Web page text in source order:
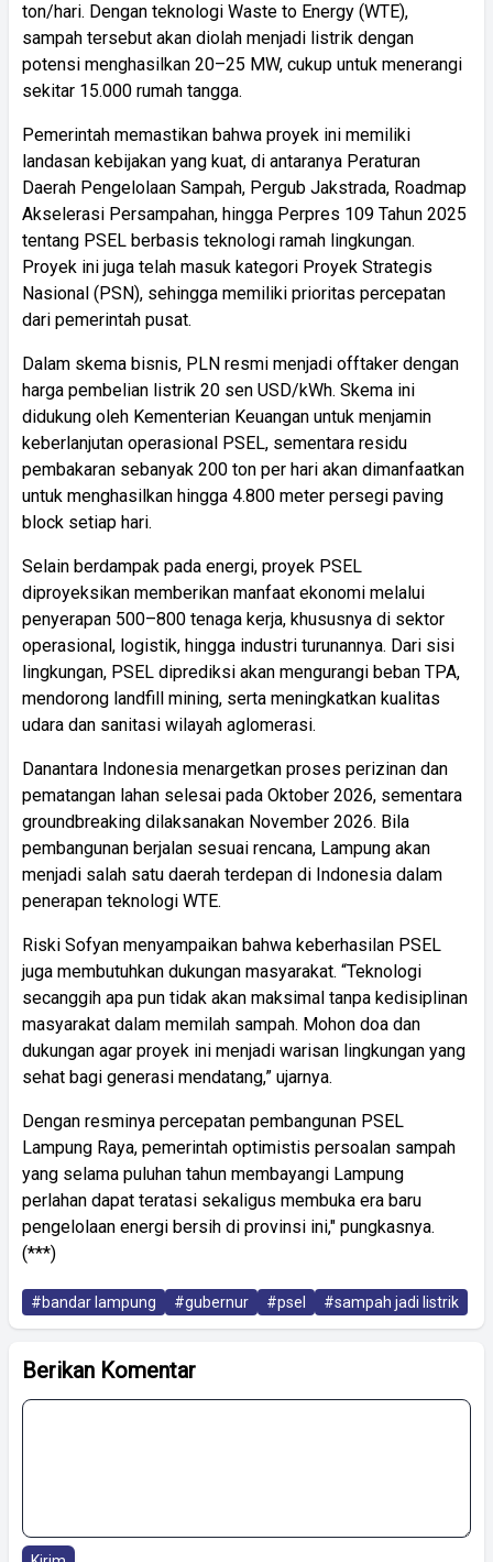
ton/hari. Dengan teknologi Waste to Energy (WTE),
sampah tersebut akan diolah menjadi listrik dengan
potensi menghasilkan 20–25 MW, cukup untuk menerangi
sekitar 15.000 rumah tangga.
Pemerintah memastikan bahwa proyek ini memiliki
landasan kebijakan yang kuat, di antaranya Peraturan
Daerah Pengelolaan Sampah, Pergub Jakstrada, Roadmap
Akselerasi Persampahan, hingga Perpres 109 Tahun 2025
tentang PSEL berbasis teknologi ramah lingkungan.
Proyek ini juga telah masuk kategori Proyek Strategis
Nasional (PSN), sehingga memiliki prioritas percepatan
dari pemerintah pusat.
Dalam skema bisnis, PLN resmi menjadi offtaker dengan
harga pembelian listrik 20 sen USD/kWh. Skema ini
didukung oleh Kementerian Keuangan untuk menjamin
keberlanjutan operasional PSEL, sementara residu
pembakaran sebanyak 200 ton per hari akan dimanfaatkan
untuk menghasilkan hingga 4.800 meter persegi paving
block setiap hari.
Selain berdampak pada energi, proyek PSEL
diproyeksikan memberikan manfaat ekonomi melalui
penyerapan 500–800 tenaga kerja, khususnya di sektor
operasional, logistik, hingga industri turunannya. Dari sisi
lingkungan, PSEL diprediksi akan mengurangi beban TPA,
mendorong landfill mining, serta meningkatkan kualitas
udara dan sanitasi wilayah aglomerasi.
Danantara Indonesia menargetkan proses perizinan dan
pematangan lahan selesai pada Oktober 2026, sementara
groundbreaking dilaksanakan November 2026. Bila
pembangunan berjalan sesuai rencana, Lampung akan
menjadi salah satu daerah terdepan di Indonesia dalam
penerapan teknologi WTE.
Riski Sofyan menyampaikan bahwa keberhasilan PSEL
juga membutuhkan dukungan masyarakat. “Teknologi
secanggih apa pun tidak akan maksimal tanpa kedisiplinan
masyarakat dalam memilah sampah. Mohon doa dan
dukungan agar proyek ini menjadi warisan lingkungan yang
sehat bagi generasi mendatang,” ujarnya.
Dengan resminya percepatan pembangunan PSEL
Lampung Raya, pemerintah optimistis persoalan sampah
yang selama puluhan tahun membayangi Lampung
perlahan dapat teratasi sekaligus membuka era baru
pengelolaan energi bersih di provinsi ini," pungkasnya.
(***)
#bandar lampung #gubernur #psel #sampah jadi listrik
Berikan Komentar